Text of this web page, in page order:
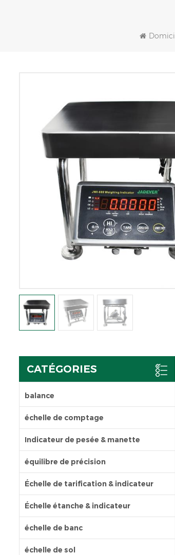
CATÉGORIES
balance
échelle de comptage
Indicateur de pesée & manette
équilibre de précision
Échelle de tarification & indicateur
Échelle étanche & indicateur
échelle de banc
échelle de sol